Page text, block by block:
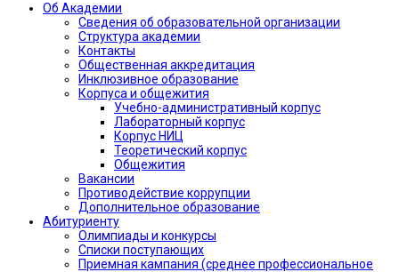
Об Академии
Сведения об образовательной организации
Структура академии
Контакты
Общественная аккредитация
Инклюзивное образование
Корпуса и общежития
Учебно-административный корпус
Лабораторный корпус
Корпус НИЦ
Теоретический корпус
Общежития
Вакансии
Противодействие коррупции
Дополнительное образование
Абитуриенту
Олимпиады и конкурсы
Списки поступающих
Приемная кампания (среднее профессиональное